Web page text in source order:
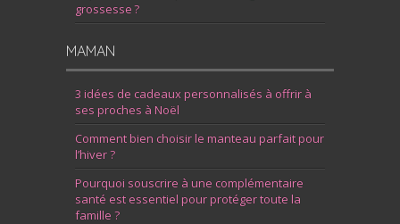
grossesse ?
MAMAN
3 idées de cadeaux personnalisés à offrir à
ses proches à Noël
Comment bien choisir le manteau parfait pour
l’hiver ?
Pourquoi souscrire à une complémentaire
santé est essentiel pour protéger toute la
famille ?